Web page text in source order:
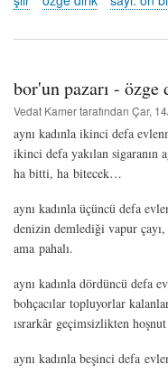
-
dirik
bor'un pazarı -
Vedat Kamertarafından Çar,
aynı kadınla ikinci defa
ikinci defa yakılan sigaranın
ha bitti, ha bitecek…
aynı kadınla üçüncü defa
denizin demlediği vapur çayı,
ama pahalı.
aynı kadınla dördüncü defa
bohçacılar topluyorlar
ısrarkâr geçimsizlikten
aynı kadınla beşinci defa